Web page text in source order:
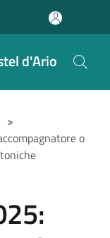
d'Ario
>
o